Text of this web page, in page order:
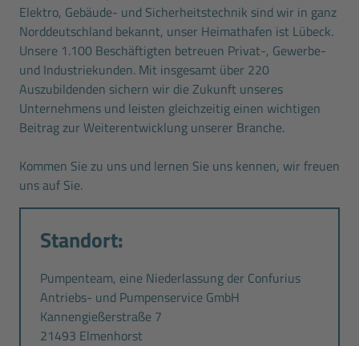
Elektro, Gebäude- und Sicherheitstechnik sind wir in ganz
Norddeutschland bekannt, unser Heimathafen ist Lübeck.
Unsere 1.100 Beschäftigten betreuen Privat-, Gewerbe-
und Industriekunden. Mit insgesamt über 220
Auszubildenden sichern wir die Zukunft unseres
Unternehmens und leisten gleichzeitig einen wichtigen
Beitrag zur Weiterentwicklung unserer Branche.
Kommen Sie zu uns und lernen Sie uns kennen, wir freuen
uns auf Sie.
Standort:
Pumpenteam, eine Niederlassung der Confurius
Antriebs- und Pumpenservice GmbH
Kannengießerstraße 7
21493 Elmenhorst